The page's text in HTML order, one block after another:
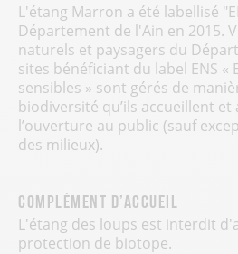
L'étang Marron a été labellisé
Département de l'Ain en 2015.
naturels et paysagers du
sites bénéficiant du label ENS «
sensibles » sont gérés de
biodiversité qu’ils accueillent
l’ouverture au public (sauf
des milieux).
Complément d’accueil
L'étang des loups est interdit
protection de biotope.